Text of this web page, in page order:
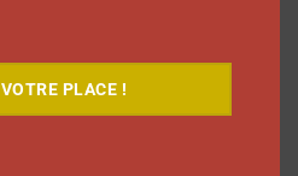
comment
PLACE !